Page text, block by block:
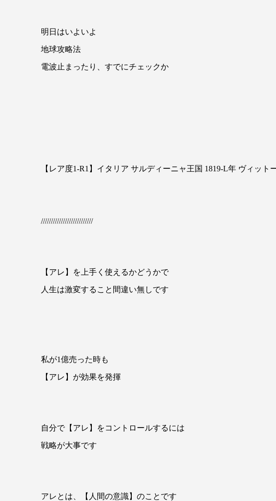
明日はいよいよ
地球攻略法
電波止まったり、すでにチェックか
【レア度1-R1】イタリア サルディーニャ王国 1819-L年 ヴィット
//////////////////////////
【アレ】を上手く使えるかどうかで
人生は激変すること間違い無しです
私が1億売った時も
【アレ】が効果を発揮
自分で【アレ】をコントロールするには
戦略が大事です
アレとは、【人間の意識】のことです